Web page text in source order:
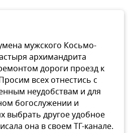
мужского Косьмо-
архимандрита
дороги проезд к
всех отнестись с
неудобствам и для
богослужении и
выбрать другое удобное
она в своем ТГ-канале.